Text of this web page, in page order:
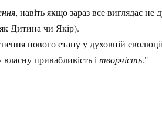
, навіть якщо зараз все виглядає не
Дитина чи Якір).
нового етапу у духовній
привабливість і творчість."